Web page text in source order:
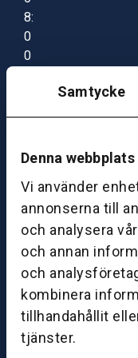
Samtycke
Denna
Vi använder
annonserna till
och analysera
och annan
och
kombinera
tillhandahållit
tjänster.
8:
0
0
7:
0
B
S
k
ö
v
d